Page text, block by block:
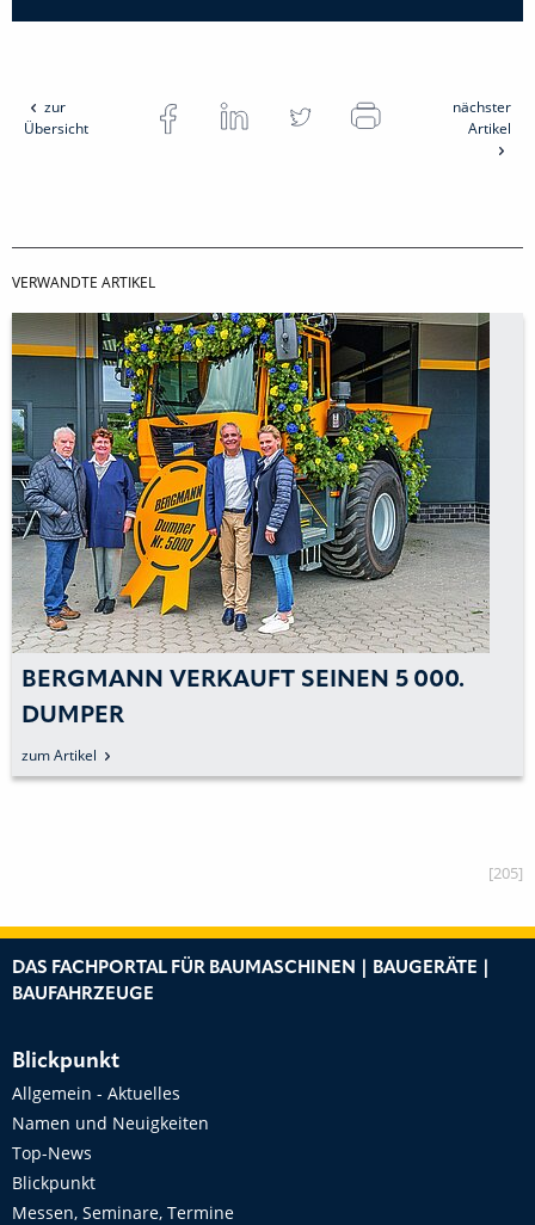
zur
Übersicht
nächster
Artikel
VERWANDTE ARTIKEL
BERGMANN VERKAUFT SEINEN 5 000.
DUMPER
zum Artikel
[205]
DAS FACHPORTAL FÜR BAUMASCHINEN | BAUGERÄTE |
BAUFAHRZEUGE
Blickpunkt
Allgemein - Aktuelles
Namen und Neuigkeiten
Top-News
Blickpunkt
Messen, Seminare, Termine